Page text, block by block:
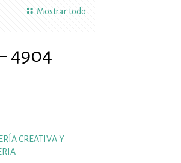
Mostrar todo
4904
CREATIVA Y